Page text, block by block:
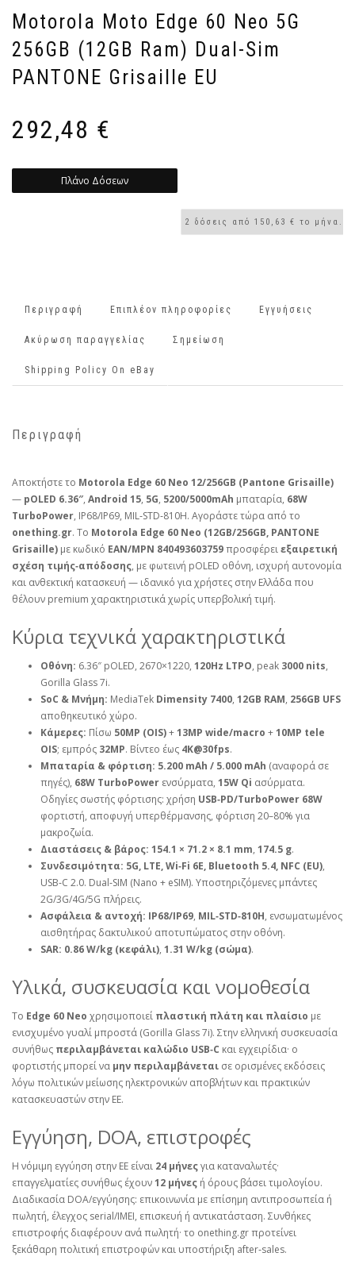
Motorola Moto Edge 60 Neo 5G
256GB (12GB Ram) Dual-Sim
PANTONE Grisaille EU
292,48 €
Πλάνο Δόσεων
Περιγραφή Επιπλέον πληροφορίες Εγγυήσεις
Ακύρωση παραγγελίας Σημείωση
Shipping Policy On eBay
Περιγραφή
Αποκτήστε το Motorola Edge 60 Neo 12/256GB (Pantone Grisaille)
— pOLED 6.36″, Android 15, 5G, 5200/5000mAh μπαταρία, 68W
TurboPower, IP68/IP69, MIL‑STD‑810H. Αγοράστε τώρα από το
onething.gr. Το Motorola Edge 60 Neo (12GB/256GB, PANTONE
Grisaille) με κωδικό EAN/MPN 840493603759προσφέρειεξαιρετική
σχέση τιμής‑απόδοσης, με φωτεινή pOLED οθόνη, ισχυρή αυτονομία
και ανθεκτική κατασκευή — ιδανικό για χρήστες στην Ελλάδα που
θέλουν premium χαρακτηριστικά χωρίς υπερβολική τιμή.
Κύρια τεχνικά χαρακτηριστικά
Οθόνη: 6.36″ pOLED, 2670×1220, 120Hz LTPO, peak 3000 nits,
Gorilla Glass 7i.
SoC & Μνήμη: MediaTek Dimensity 7400, 12GB RAM, 256GB UFS
αποθηκευτικό χώρο.
Κάμερες: Πίσω 50MP (OIS)+13MP wide/macro +10MP tele
OIS; εμπρός 32MP. Βίντεο έως 4K@30fps.
Μπαταρία & φόρτιση: 5.200 mAh / 5.000 mAh (αναφορά σε
πηγές), 68W TurboPower ενσύρματα, 15W Qi ασύρματα.
Οδηγίες σωστής φόρτισης: χρήση USB‑PD/TurboPower 68W
φορτιστή, αποφυγή υπερθέρμανσης, φόρτιση 20–80% για
μακροζωία.
Διαστάσεις & βάρος: 154.1 × 71.2 × 8.1 mm, 174.5 g.
Συνδεσιμότητα: 5G, LTE, Wi‑Fi 6E, Bluetooth 5.4, NFC (EU),
USB‑C 2.0. Dual‑SIM (Nano + eSIM). Υποστηριζόμενες μπάντες
2G/3G/4G/5G πλήρεις.
Ασφάλεια & αντοχή: IP68/IP69, MIL‑STD‑810H, ενσωματωμένος
αισθητήρας δακτυλικού αποτυπώματος στην οθόνη.
SAR: 0.86 W/kg (κεφάλι), 1.31 W/kg (σώμα).
Υλικά, συσκευασία και νομοθεσία
Το Edge 60 Neo χρησιμοποιεί πλαστική πλάτη και πλαίσιο με
ενισχυμένο γυαλί μπροστά (Gorilla Glass 7i). Στην ελληνική συσκευασία
συνήθως περιλαμβάνεται καλώδιο USB‑C και εγχειρίδια· ο
φορτιστής μπορεί να μην περιλαμβάνεται σε ορισμένες εκδόσεις
λόγω πολιτικών μείωσης ηλεκτρονικών αποβλήτων και πρακτικών
κατασκευαστών στην ΕΕ.
Εγγύηση, DOA, επιστροφές
Η νόμιμη εγγύηση στην ΕΕ είναι 24 μήνεςγια καταναλωτές·
επαγγελματίες συνήθως έχουν12 μήνες ή όρους βάσει τιμολογίου.
Διαδικασία DOA/εγγύησης: επικοινωνία με επίσημη αντιπροσωπεία ή
πωλητή, έλεγχος serial/IMEI, επισκευή ή αντικατάσταση. Συνθήκες
επιστροφής διαφέρουν ανά πωλητή· το onething.grπροτείνει
ξεκάθαρη πολιτική επιστροφών και υποστήριξη after‑sales.